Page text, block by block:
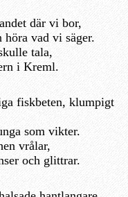
där vi bor,
vad vi säger.
tala,
i Kreml.
fiskbeten, klumpigt
som vikter.
vrålar,
och glittrar.